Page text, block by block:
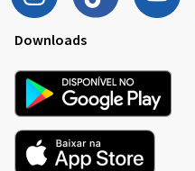
Downloads